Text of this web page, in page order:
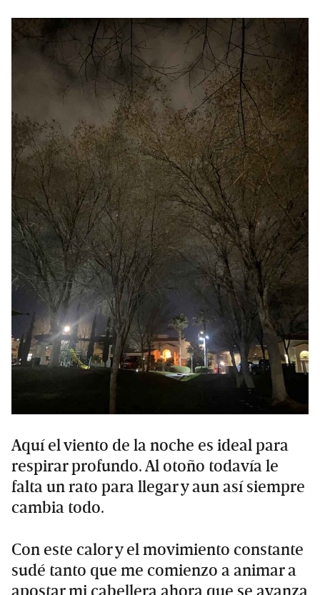
Aquí el viento de la noche es ideal para
respirar profundo. Al otoño todavía le
falta un rato para llegar y aun así siempre
cambia todo.
Con este calor y el movimiento constante
sudé tanto que me comienzo a animar a